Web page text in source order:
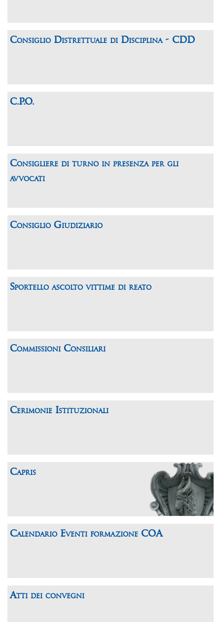
Consiglio Distrettuale di Disciplina - CDD
C.P.O.
Consigliere di turno in presenza per gli
avvocati
Consiglio Giudiziario
Sportello ascolto vittime di reato
Commissioni Consiliari
Cerimonie Istituzionali
Capris
Calendario Eventi formazione COA
Atti dei convegni